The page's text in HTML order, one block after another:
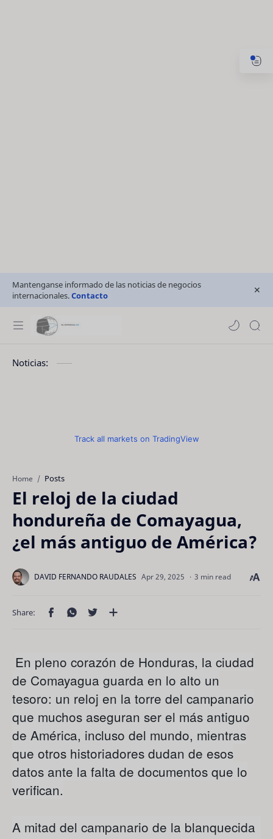
Mantenganse informado de las noticias de negocios
internacionales.Contacto
Noticias:
Track all markets on TradingView
Home Posts
El reloj de la ciudad
hondureña de Comayagua,
¿el más antiguo de América?
3 min read
En pleno corazón de Honduras, la ciudad
de Comayagua guarda en lo alto un
tesoro: un reloj en la torre del campanario
que muchos aseguran ser el más antiguo
de América, incluso del mundo, mientras
que otros historiadores dudan de esos
datos ante la falta de documentos que lo
verifican.
A mitad del campanario de la blanquecida